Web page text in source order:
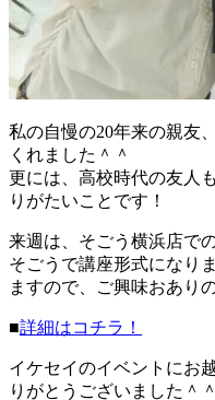
私の自慢の20年来の親友
くれました＾＾
更には、高校時代の友人
りがたいことです！
来週は、そごう横浜店で
そごうで講座形式になり
ますので、ご興味おあり
■詳細はコチラ！
イケセイのイベントにお
りがとうございました＾＾